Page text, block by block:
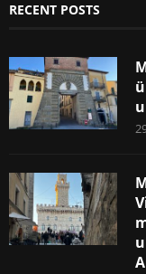
RECENT POSTS